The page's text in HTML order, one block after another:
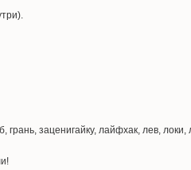
грань, заценигайку, лайфхак, лев,